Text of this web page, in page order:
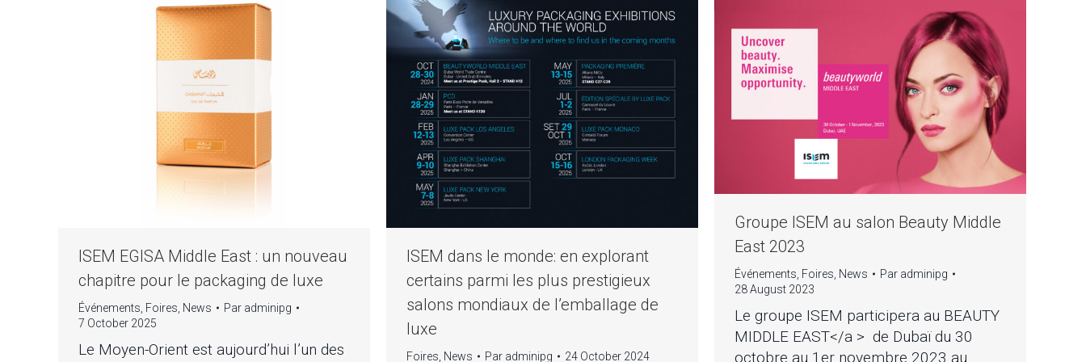
ISEM EGISA Middle East : un nouveau
chapitre pour le packaging de luxe
Événements Foires News Par adminipg
7 October 2025
Le Moyen-Orient est aujourd’hui l’un des
ISEM dans le monde: en explorant
certains parmi les plus prestigieux
salons mondiaux de l’emballage de
luxe
Foires News Par adminipg 24 October 2024
Groupe ISEM au salon Beauty Middle
East 2023
Événements Foires News Par adminipg
28 August 2023
Le groupe ISEM participera au BEAUTY
MIDDLE EAST</a > de Dubaï du 30
octobre au 1er novembre 2023 au